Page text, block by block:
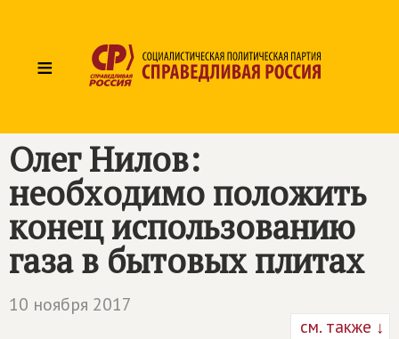
≡
Олег Нилов:
необходимо положить
конец использованию
газа в бытовых плитах
10 ноября 2017
см. также ↓